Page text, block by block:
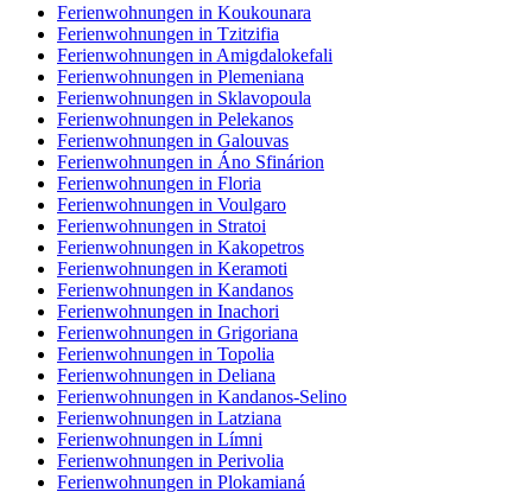
Ferienwohnungen in Koukounara
Ferienwohnungen in Tzitzifia
Ferienwohnungen in Amigdalokefali
Ferienwohnungen in Plemeniana
Ferienwohnungen in Sklavopoula
Ferienwohnungen in Pelekanos
Ferienwohnungen in Galouvas
Ferienwohnungen in Áno Sfinárion
Ferienwohnungen in Floria
Ferienwohnungen in Voulgaro
Ferienwohnungen in Stratoi
Ferienwohnungen in Kakopetros
Ferienwohnungen in Keramoti
Ferienwohnungen in Kandanos
Ferienwohnungen in Inachori
Ferienwohnungen in Grigoriana
Ferienwohnungen in Topolia
Ferienwohnungen in Deliana
Ferienwohnungen in Kandanos-Selino
Ferienwohnungen in Latziana
Ferienwohnungen in Límni
Ferienwohnungen in Perivolia
Ferienwohnungen in Plokamianá